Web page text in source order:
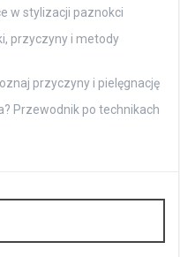
w stylizacji paznokci
przyczyny i metody
przyczyny i pielęgnację
Przewodnik po technikach